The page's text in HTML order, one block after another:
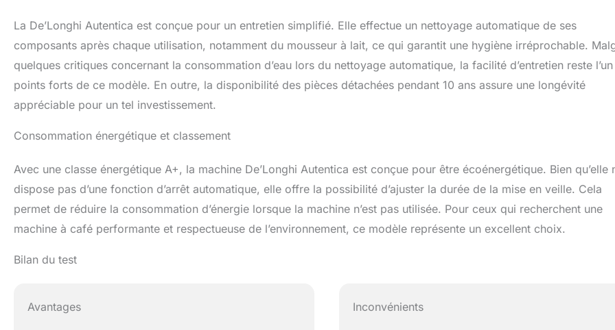
La De’Longhi Autentica est conçue pour un entretien simplifié. Elle effectue un nettoyage automatique de ses
composants après chaque utilisation, notamment du mousseur à lait, ce qui garantit une hygiène irréprochable.
quelques critiques concernant la consommation d’eau lors du nettoyage automatique, la facilité d’entretien reste
points forts de ce modèle. En outre, la disponibilité des pièces détachées pendant 10 ans assure une longévité
appréciable pour un tel investissement.
Consommation énergétique et classement
Avec une classe énergétique A+, la machine De’Longhi Autentica est conçue pour être écoénergétique. Bien qu’elle
dispose pas d’une fonction d’arrêt automatique, elle offre la possibilité d’ajuster la durée de la mise en veille. Cela
permet de réduire la consommation d’énergie lorsque la machine n’est pas utilisée. Pour ceux qui recherchent une
machine à café performante et respectueuse de l’environnement, ce modèle représente un excellent choix.
Bilan du test
Avantages Inconvénients